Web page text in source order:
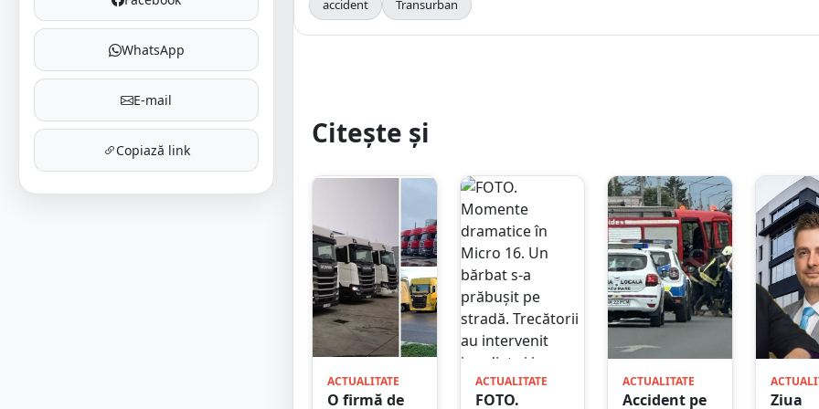
WhatsApp
E-mail
Copiază link
accident Transurban
Citește și
ACTUALITATE
O firmă de
ACTUALITATE
FOTO.
ACTUALITATE
Accident pe Ziua